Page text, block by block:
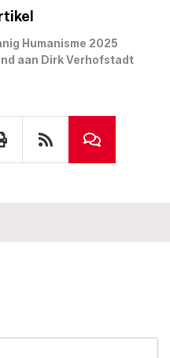
Humanisme 2025
aan Dirk Verhofstadt